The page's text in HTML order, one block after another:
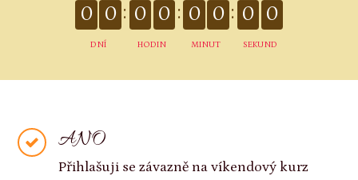
0 0
DNÍ
0 0
HODIN
0 0
MINUT
0 0
SEKUND
ANO
Přihlašuji se závazně na víkendový kurz